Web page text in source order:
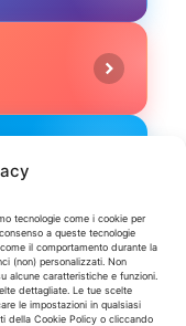
tecnologie come i cookie per
a queste tecnologie
il comportamento durante la
(non) personalizzati. Non
alcune caratteristiche e funzioni.
dettagliate. Le tue scelte
le impostazioni in qualsiasi
della Cookie Policy o cliccando
💻
Tech